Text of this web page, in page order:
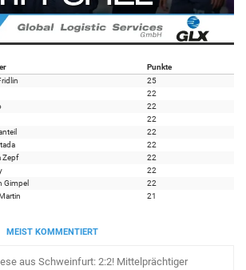
Punkte
25
22
22
22
22
22
Zepf
22
22
Gimpel
22
21
MEIST KOMMENTIERT
aus Schweinfurt: 2:2! Mittelprächtiger